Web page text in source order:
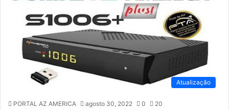
Atualização
PORTAL AZ AMERICA agosto 30, 2022 0 20